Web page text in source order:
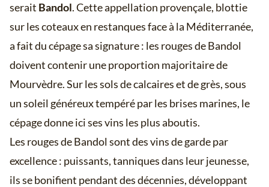
serait Bandol. Cette appellation provençale, blottie
sur les coteaux en restanques face à la Méditerranée,
a fait du cépage sa signature : les rouges de Bandol
doivent contenir une proportion majoritaire de
Mourvèdre. Sur les sols de calcaires et de grès, sous
un soleil généreux tempéré par les brises marines, le
cépage donne ici ses vins les plus aboutis.
Les rouges de Bandol sont des vins de garde par
excellence : puissants, tanniques dans leur jeunesse,
ils se bonifient pendant des décennies, développant